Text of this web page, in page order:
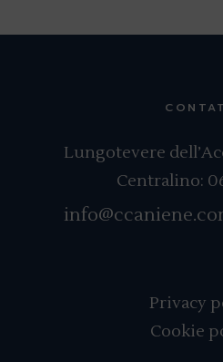
Lungotevere
Centralino:
Privacy
Cookie